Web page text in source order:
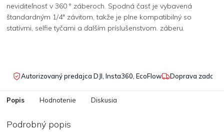
neviditeľnosť v 360 ° záberoch. Spodná časť je vybavená
štandardným 1/4" závitom, takže je plne kompatibilný so
statívmi, selfie tyčami a ďalším príslušenstvom. záberu.
Autorizovaný predajca DJI, Insta360, EcoFlow Doprava
Popis Hodnotenie Diskusia
Podrobný popis